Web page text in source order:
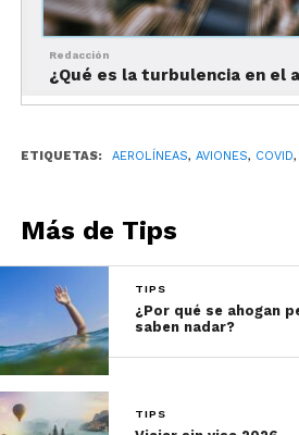
¿Cuál es el riesgo de contagiarse de Covid-19 en
Tip: considera que muchas
cubrebocas de grado médico,
careta.
algunostips para cuidarte
Redacción
¿Qué es la turbulencia en el
ETIQUETAS: AEROLÍNEAS, AVIONES, COVID,
Más de Tips
TIPS
¿Por qué se ahogan
saben nadar?
TIPS